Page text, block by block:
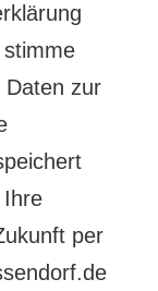
Daten zur
Ihre
per